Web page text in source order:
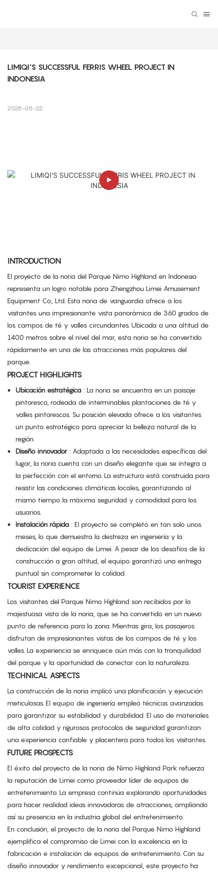
LIMIQI'S SUCCESSFUL FERRIS WHEEL PROJECT IN
INDONESIA
2025-05-22
INTRODUCTION
El proyecto de la noria del Parque Nimo Highland en Indonesia
representa un logro notable para Zhengzhou Limei Amusement
Equipment Co., Ltd. Esta noria de vanguardia ofrece a los
visitantes una impresionante vista panorámica de 360 ​​grados de
los campos de té y valles circundantes. Ubicada a una altitud de
1400 metros sobre el nivel del mar, esta noria se ha convertido
rápidamente en una de las atracciones más populares del
parque.
PROJECT HIGHLIGHTS
Ubicación estratégica: La noria se encuentra en un paisaje
pintoresco, rodeada de interminables plantaciones de té y
valles pintorescos. Su posición elevada ofrece a los visitantes
un punto estratégico para apreciar la belleza natural de la
región.
Diseño innovador: Adaptada a las necesidades específicas del
lugar, la noria cuenta con un diseño elegante que se integra a
la perfección con el entorno. La estructura está construida para
resistir las condiciones climáticas locales, garantizando al
mismo tiempo la máxima seguridad y comodidad para los
usuarios.
Instalación rápida: El proyecto se completó en tan solo unos
meses, lo que demuestra la destreza en ingeniería y la
dedicación del equipo de Limei. A pesar de los desafíos de la
construcción a gran altitud, el equipo garantizó una entrega
puntual sin comprometer la calidad.
TOURIST EXPERIENCE
Los visitantes del Parque Nimo Highland son recibidos por la
majestuosa vista de la noria, que se ha convertido en un nuevo
punto de referencia para la zona. Mientras gira, los pasajeros
disfrutan de impresionantes vistas de los campos de té y los
valles. La experiencia se enriquece aún más con la tranquilidad
del parque y la oportunidad de conectar con la naturaleza.
TECHNICAL ASPECTS
La construcción de la noria implicó una planificación y ejecución
meticulosas. El equipo de ingeniería empleó técnicas avanzadas
para garantizar su estabilidad y durabilidad. El uso de materiales
de alta calidad y rigurosos protocolos de seguridad garantizan
una experiencia confiable y placentera para todos los visitantes.
FUTURE PROSPECTS
El éxito del proyecto de la noria de Nimo Highland Park refuerza
la reputación de Limei como proveedor líder de equipos de
entretenimiento. La empresa continúa explorando oportunidades
para hacer realidad ideas innovadoras de atracciones, ampliando
así su presencia en la industria global del entretenimiento.
En conclusión, el proyecto de la noria del Parque Nimo Highland
ejemplifica el compromiso de Limei con la excelencia en la
fabricación e instalación de equipos de entretenimiento. Con su
diseño innovador y rendimiento excepcional, este proyecto ha